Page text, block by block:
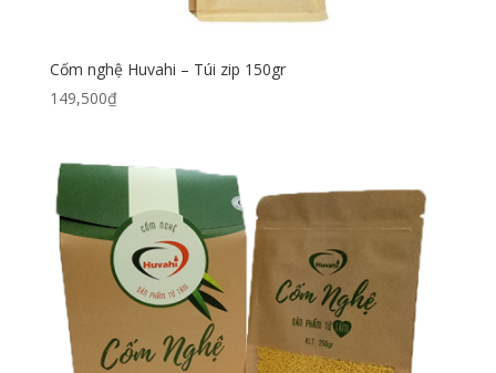
Cốm nghệ Huvahi – Túi zip 150gr
149,500₫